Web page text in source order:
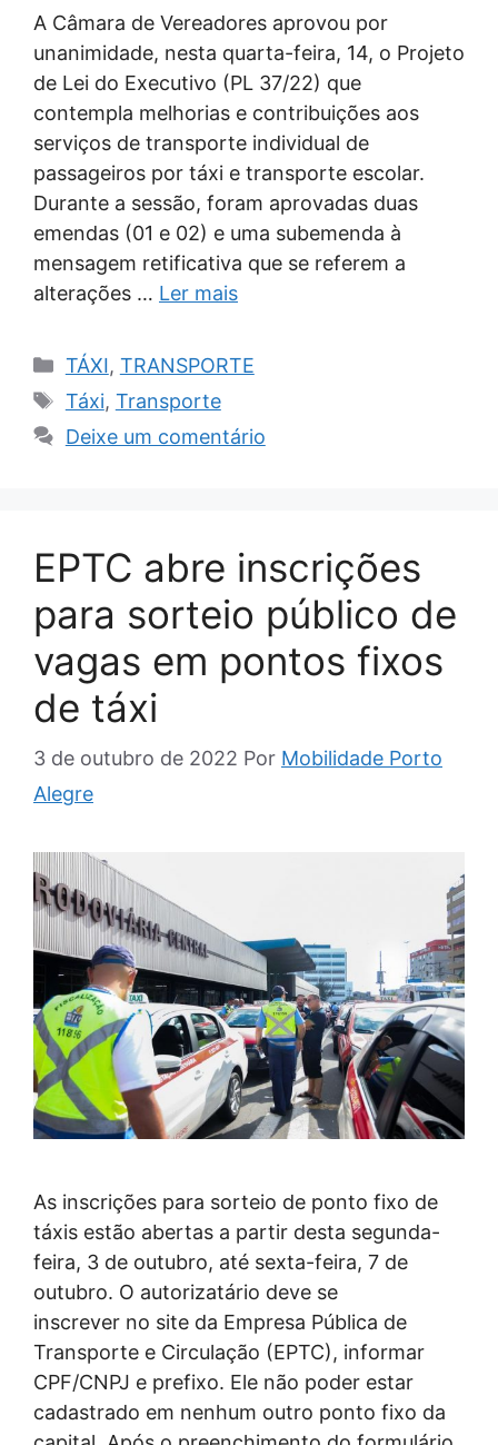
A Câmara de Vereadores aprovou por
unanimidade, nesta quarta-feira, 14, o Projeto
de Lei do Executivo (PL 37/22) que
contempla melhorias e contribuições aos
serviços de transporte individual de
passageiros por táxi e transporte escolar.
Durante a sessão, foram aprovadas duas
emendas (01 e 02) e uma subemenda à
mensagem retificativa que se referem a
alterações … Ler mais
Categorias
TÁXI, TRANSPORTE
Tags
Táxi, Transporte
Deixe um comentário
EPTC abre inscrições
para sorteio público de
vagas em pontos fixos
de táxi
3 de outubro de 2022 Por Mobilidade Porto
Alegre
As inscrições para sorteio de ponto fixo de
táxis estão abertas a partir desta segunda-
feira, 3 de outubro, até sexta-feira, 7 de
outubro. O autorizatário deve se
inscrever no site da Empresa Pública de
Transporte e Circulação (EPTC), informar
CPF/CNPJ e prefixo. Ele não poder estar
cadastrado em nenhum outro ponto fixo da